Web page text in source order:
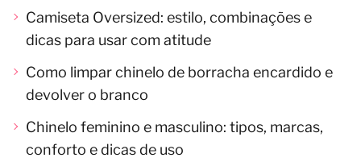
Camiseta Oversized: estilo, combinações e
dicas para usar com atitude
Como limpar chinelo de borracha encardido e
devolver o branco
Chinelo feminino e masculino: tipos, marcas,
conforto e dicas de uso